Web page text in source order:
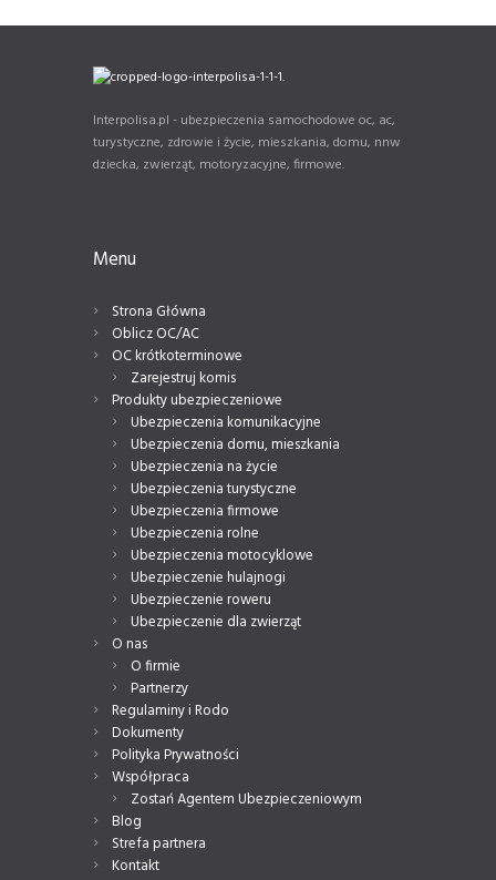
Interpolisa.pl - ubezpieczenia samochodowe oc, ac,
turystyczne, zdrowie i życie, mieszkania, domu, nnw
dziecka, zwierząt, motoryzacyjne, firmowe.
Menu
Strona Główna
Oblicz OC/AC
OC krótkoterminowe
Zarejestruj komis
Produkty ubezpieczeniowe
Ubezpieczenia komunikacyjne
Ubezpieczenia domu, mieszkania
Ubezpieczenia na życie
Ubezpieczenia turystyczne
Ubezpieczenia firmowe
Ubezpieczenia rolne
Ubezpieczenia motocyklowe
Ubezpieczenie hulajnogi
Ubezpieczenie roweru
Ubezpieczenie dla zwierząt
O nas
O firmie
Partnerzy
Regulaminy i Rodo
Dokumenty
Polityka Prywatności
Współpraca
Zostań Agentem Ubezpieczeniowym
Blog
Strefa partnera
Kontakt